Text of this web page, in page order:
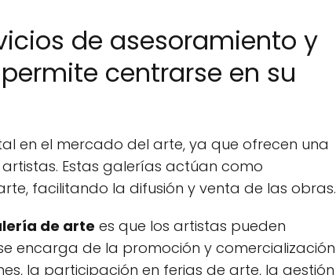
de asesoramiento y
centrarse en su
en el mercado del arte, ya que ofrecen una
Estas galerías actúan como
facilitando la difusión y venta de las obras.
de arte es que los artistas pueden
encarga de la promoción y comercialización
la participación en ferias de arte, la gestión